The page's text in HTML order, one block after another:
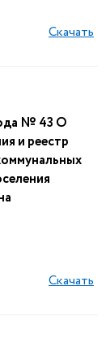
Скачать
№ 43 О
и реестр
Скачать